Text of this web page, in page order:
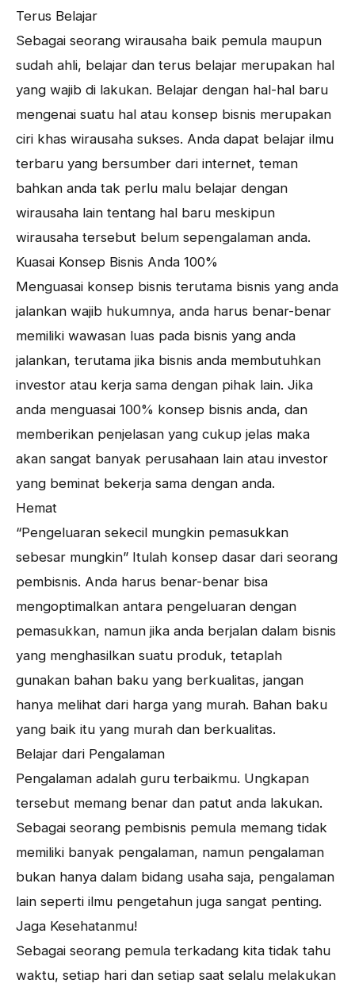
Terus Belajar
Sebagai seorang wirausaha baik pemula maupun
sudah ahli, belajar dan terus belajar merupakan hal
yang wajib di lakukan. Belajar dengan hal-hal baru
mengenai suatu hal atau konsep bisnis merupakan
ciri khas wirausaha sukses. Anda dapat belajar ilmu
terbaru yang bersumber dari internet, teman
bahkan anda tak perlu malu belajar dengan
wirausaha lain tentang hal baru meskipun
wirausaha tersebut belum sepengalaman anda.
Kuasai Konsep Bisnis Anda 100%
Menguasai konsep bisnis terutama bisnis yang anda
jalankan wajib hukumnya, anda harus benar-benar
memiliki wawasan luas pada bisnis yang anda
jalankan, terutama jika bisnis anda membutuhkan
investor atau kerja sama dengan pihak lain. Jika
anda menguasai 100% konsep bisnis anda, dan
memberikan penjelasan yang cukup jelas maka
akan sangat banyak perusahaan lain atau investor
yang beminat bekerja sama dengan anda.
Hemat
“Pengeluaran sekecil mungkin pemasukkan
sebesar mungkin” Itulah konsep dasar dari seorang
pembisnis. Anda harus benar-benar bisa
mengoptimalkan antara pengeluaran dengan
pemasukkan, namun jika anda berjalan dalam bisnis
yang menghasilkan suatu produk, tetaplah
gunakan bahan baku yang berkualitas, jangan
hanya melihat dari harga yang murah. Bahan baku
yang baik itu yang murah dan berkualitas.
Belajar dari Pengalaman
Pengalaman adalah guru terbaikmu. Ungkapan
tersebut memang benar dan patut anda lakukan.
Sebagai seorang pembisnis pemula memang tidak
memiliki banyak pengalaman, namun pengalaman
bukan hanya dalam bidang usaha saja, pengalaman
lain seperti ilmu pengetahun juga sangat penting.
Jaga Kesehatanmu!
Sebagai seorang pemula terkadang kita tidak tahu
waktu, setiap hari dan setiap saat selalu melakukan